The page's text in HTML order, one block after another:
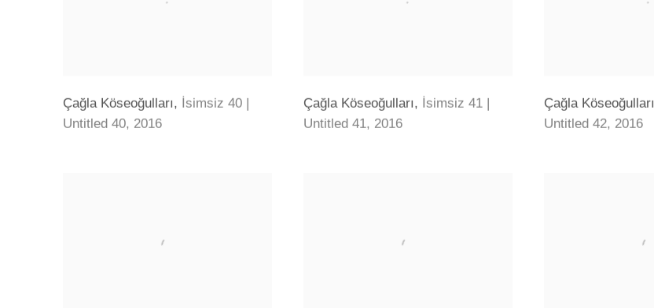
Çağla Köseoğulları, İsimsiz 40 |
Untitled 40, 2016
Çağla Köseoğulları, İsimsiz 41 |
Untitled 41, 2016
Çağla Köseoğulları
Untitled 42, 2016